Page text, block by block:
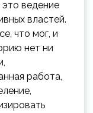
ведение
властей.
что мог, и
нет ни
работа,